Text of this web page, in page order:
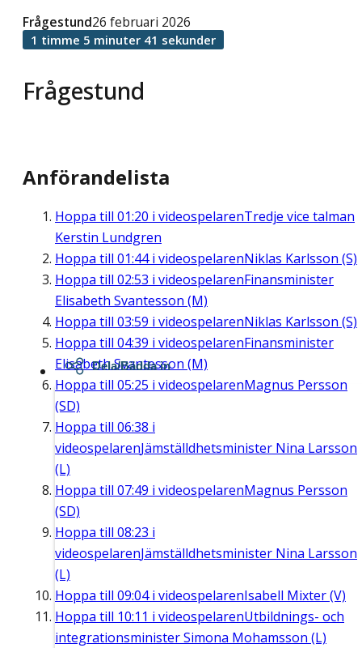
Frågestund
Frågestund26 februari 2026
1 timme 5 minuter 41 sekunder
Anförandelista
Hoppa till 01:20 i videospelarenTredje vice talman
Kerstin Lundgren
Hoppa till 01:44i videospelarenNiklas Karlsson (S)
Hoppa till 02:53 i videospelarenFinansminister
Elisabeth Svantesson (M)
Hoppa till 03:59 i videospelarenNiklas Karlsson (S)
Hoppa till 04:39 i videospelarenFinansminister
Elisabeth Svantesson (M)
Hoppa till 05:25 i videospelarenMagnus Persson
(SD)
Hoppa till 06:38 i
videospelarenJämställdhetsminister Nina Larsson
(L)
Hoppa till 07:49 i videospelarenMagnus Persson
(SD)
Hoppa till 08:23 i
videospelarenJämställdhetsminister Nina Larsson
(L)
Hoppa till 09:04i videospelarenIsabell Mixter (V)
Hoppa till 10:11 i videospelarenUtbildnings- och
integrationsminister Simona Mohamsson (L)
Dela/Bädda in